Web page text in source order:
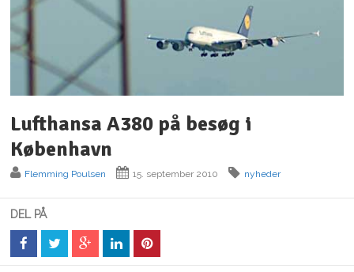
Lufthansa A380 på besøg i
København
Flemming Poulsen 15. september 2010 nyheder
DEL PÅ